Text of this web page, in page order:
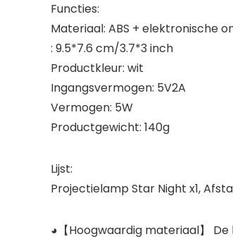
Functies:
Materiaal: ABS + elektronische
: 9.5*7.6 cm/3.7*3 inch
Productkleur: wit
Ingangsvermogen: 5V2A
Vermogen: 5W
Productgewicht: 140g
Lijst:
Projectielamp Star Night x1,
◕【Hoogwaardig materiaal】